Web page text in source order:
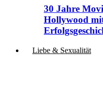
30 Jahre
Hollywood
Liebe & Sexualität